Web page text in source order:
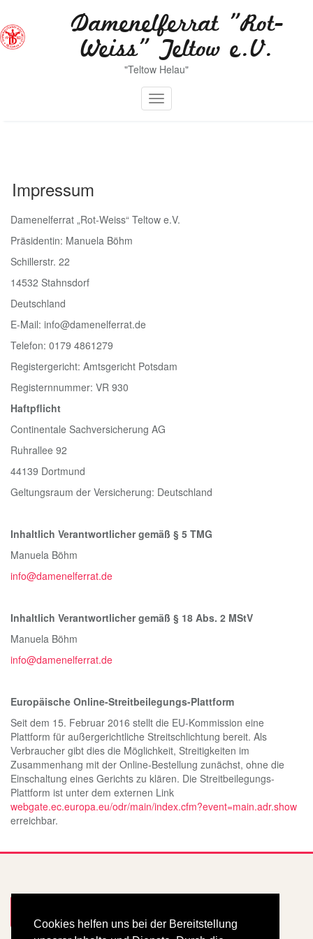
Cookies helfen uns bei der Bereitstellung
Inhalt
springen
Damenelferrat "Rot-
Weiss" Teltow e.V.
"Teltow Helau"
Toggle navigation
Impressum
Damenelferrat „Rot-Weiss“ Teltow e.V.
Präsidentin: Manuela Böhm
Schillerstr. 22
14532 Stahnsdorf
Deutschland
E-Mail: info@damenelferrat.de
Telefon: 0179 4861279
Registergericht: Amtsgericht Potsdam
Registernnummer: VR 930
Haftpflicht
Continentale Sachversicherung AG
Ruhrallee 92
44139 Dortmund
Geltungsraum der Versicherung: Deutschland
Inhaltlich Verantwortlicher gemäß § 5 TMG
Manuela Böhm
info@damenelferrat.de
Inhaltlich Verantwortlicher gemäß § 18 Abs. 2 MStV
Manuela Böhm
info@damenelferrat.de
Europäische Online-Streitbeilegungs-Plattform
Seit dem 15. Februar 2016 stellt die EU-Kommission eine
Plattform für außergerichtliche Streitschlichtung bereit. Als
Verbraucher gibt dies die Möglichkeit, Streitigkeiten im
Zusammenhang mit der Online-Bestellung zunächst, ohne die
Einschaltung eines Gerichts zu klären. Die Streitbeilegungs-
Plattform ist unter dem externen Link
webgate.ec.europa.eu/odr/main/index.cfm?event=main.adr.show
erreichbar.